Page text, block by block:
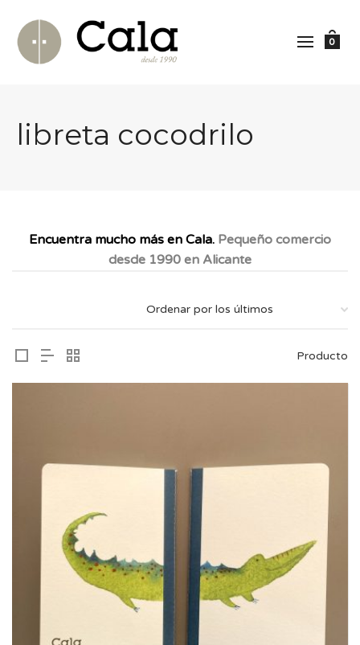
0
libreta cocodrilo
Encuentra mucho más en Cala. Pequeño comercio
desde 1990 en Alicante
Producto